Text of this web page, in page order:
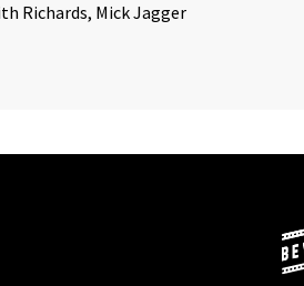
Richards, Mick Jagger